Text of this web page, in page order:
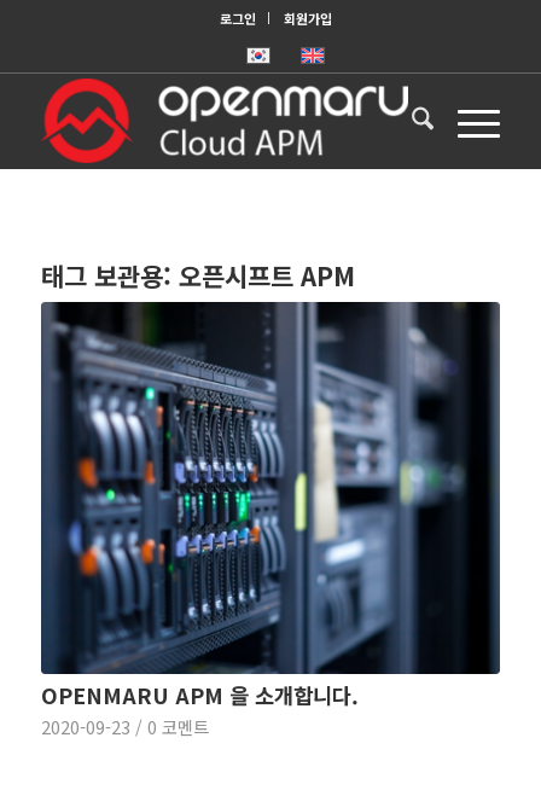
로그인 회원가입
태그 보관용: 오픈시프트 APM
OPENMARU APM 을 소개합니다.
2020-09-23 / 0 코멘트